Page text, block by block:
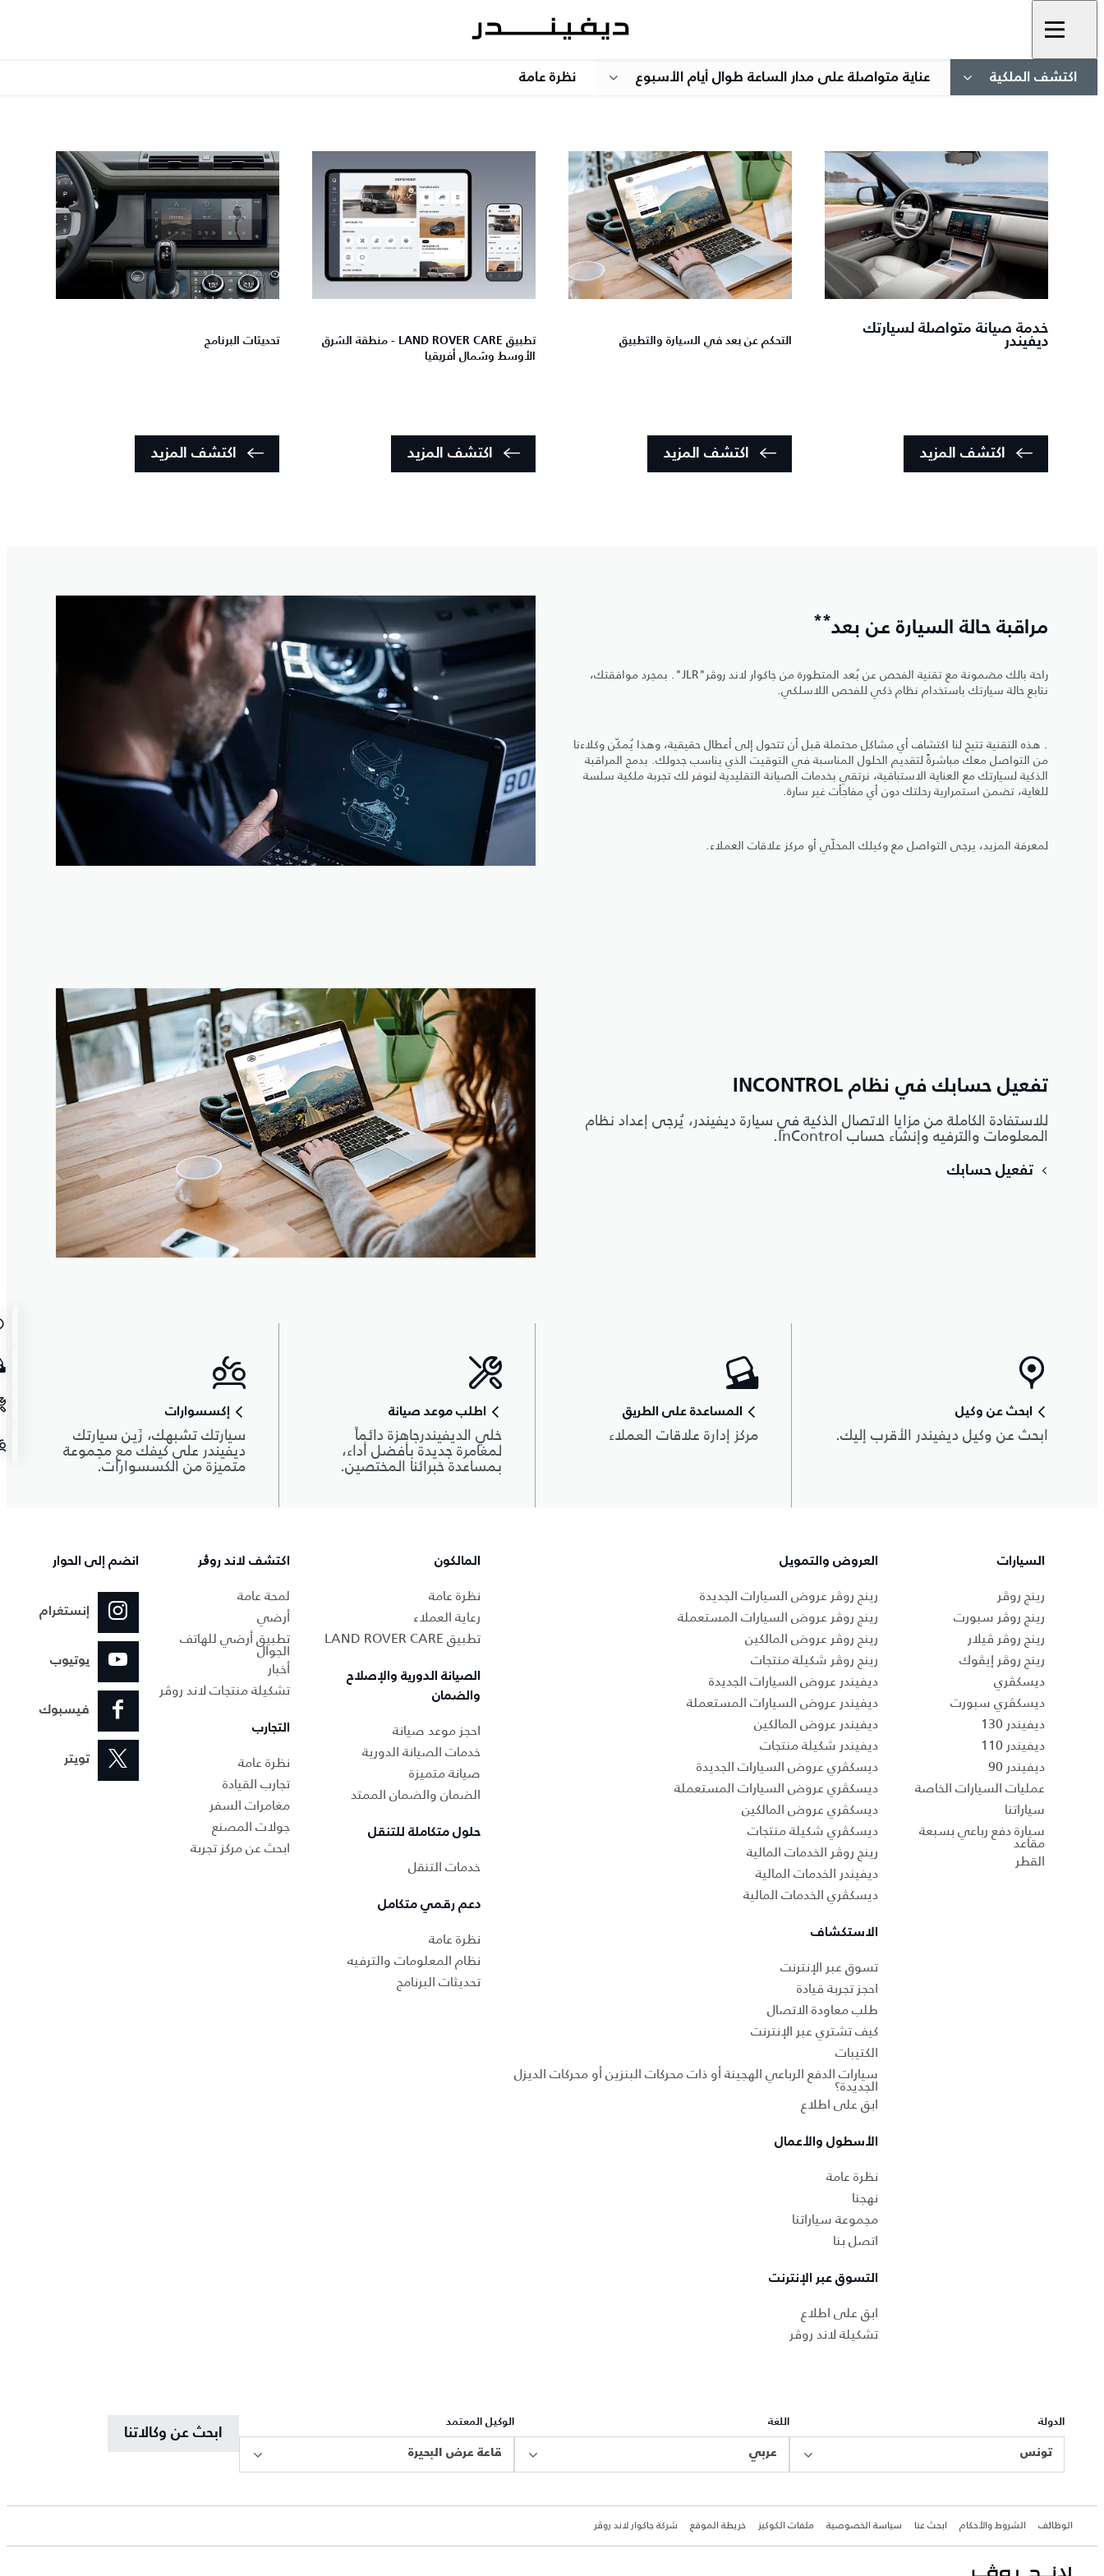
اكتشف الملكية عناية متواصلة على مدار الساعة طوال أيام الأسبوع نظرة عامة
خدمة صيانة متواصلة لسيارتك
ديفيندر
اكتشف المزيد
التحكم عن بعد في السيارة والتطبيق
اكتشف المزيد
تطبيق LAND ROVER CARE - منطقة الشرق
الأوسط وشمال أفريقيا
اكتشف المزيد
تحديثات البرنامج
اكتشف المزيد
مراقبة حالة السيارة عن بعد**
راحة بالك مضمونة مع تقنية الفحص عن بُعد المتطورة من جاكوار لاند روڤر"JLR". بمجرد موافقتك،
نتابع حالة سيارتك باستخدام نظام ذكي للفحص اللاسلكي.
. هذه التقنية تتيح لنا اكتشاف أي مشاكل محتملة قبل أن تتحول إلى أعطال حقيقية، وهذا يُمكّن وكلاءنا
من التواصل معك مباشرةً لتقديم الحلول المناسبة في التوقيت الذي يناسب جدولك. بدمج المراقبة
الذكية لسيارتك مع العناية الاستباقية، نرتقي بخدمات الصيانة التقليدية لنوفر لك تجربة ملكية سلسة
للغاية، تضمن استمرارية رحلتك دون أي مفاجأت غير سارة.
لمعرفة المزيد، يرجى التواصل مع وكيلك المحلّي أو مركز علاقات العملاء.
تفعيل حسابك في نظام INCONTROL
للاستفادة الكاملة من مزايا الاتصال الذكية في سيارة ديفيندر، يُرجى إعداد نظام
المعلومات والترفيه وإنشاء حساب InControl.
تفعيل حسابك
ابحث عن وكيل
ابحث عن وكيل ديفيندر الأقرب إليك.
المساعدة على الطريق
مركز إدارة علاقات العملاء
اطلب موعد صيانة
خلي الديفيندرجاهزة دائماً
لمغامرة جديدة بأفضل أداء،
بمساعدة خبرائنا المختصين.
إكسسوارات
سيارتك تشبهك، زَين سيارتك
ديفيندر على كيفك مع مجموعة
متميزة من الكسسوارات.
السيارات
رينج روڤر
رينج روڤر سبورت
رينج روڤر ڤيلار
رينج روڤر إيڤوك
ديسكڤري
ديسكڤري سبورت
ديفيندر 130
ديفيندر 110
ديفيندر 90
عمليات السيارات الخاصة
سياراتنا
سيارة دفع رباعي بسبعة
مقاعد
القطر
العروض والتمويل
رينج روڤر عروض السيارات الجديدة
رينج روڤر عروض السيارات المستعملة
رينج روڤر عروض المالكين
رينج روڤر شكيلة منتجات
ديفيندر عروض السيارات الجديدة
ديفيندر عروض السيارات المستعملة
ديفيندر عروض المالكين
ديفيندر شكيلة منتجات
ديسكڤري عروض السيارات الجديدة
ديسكڤري عروض السيارات المستعملة
ديسكڤري عروض المالكين
ديسكڤري شكيلة منتجات
رينج روڤر الخدمات المالية
ديفيندر الخدمات المالية
ديسكڤري الخدمات المالية
الاستكشاف
تسوق عبر الإنترنت
احجز تجربة قيادة
طلب معاودة الاتصال
كيف تشتري عبر الإنترنت
الكتيبات
سيارات الدفع الرباعي الهجينة أو ذات محركات البنزين أو محركات الديزل
الجديدة؟
ابق على اطلاع
الأسطول والأعمال
نظرة عامة
نهجنا
مجموعة سياراتنا
اتصل بنا
التسوق عبر الإنترنت
ابق على اطلاع
تشكيلة لاند روڤر
المالكون
نظرة عامة
رعاية العملاء
تطبيق LAND ROVER CARE
الصيانة الدورية والإصلاح
والضمان
احجز موعد صيانة
خدمات الصيانة الدورية
صيانة متميزة
الضمان والضمان الممتد
حلول متكاملة للتنقل
خدمات التنقل
دعم رقمي متكامل
نظرة عامة
نظام المعلومات والترفيه
تحديثات البرنامج
اكتشف لاند روڨر
لمحة عامة
أرضي
تطبيق أرضي للهاتف
الجوال
أخبار
تشكيلة منتجات لاند روڤر
التجارب
نظرة عامة
تجارب القيادة
مغامرات السفر
جولات المصنع
ابحث عن مركز تجربة
انضم إلى الحوار
إنستغرام
يوتيوب
فيسبوك
تويتر
الدولة
تونس
اللغة
عربي
الوكيل المعتمد
قاعة عرض البحيرة
ابحث عن وكالاتنا
الوظائف الشروط والأحكام ابحث عنا سياسة الخصوصية ملفات الكوكيز خريطة الموقع شركة جاكوار لاند روڤر